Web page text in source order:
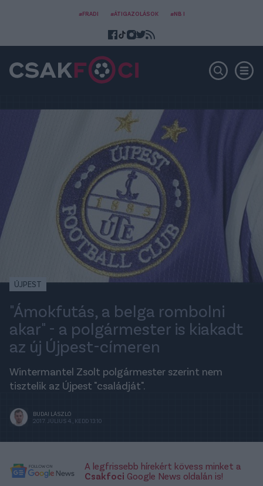
#FRADI #ÁTIGAZOLÁSOK #NB I
ÚJPEST
"Ámokfutás, a belga rombolni
akar" - a polgármester is kiakadt
az új Újpest-címeren
Wintermantel Zsolt polgármester szerint nem
tisztelik az Újpest "családját".
BUDAI LÁSZLÓ
2017. JÚLIUS 4., KEDD 13:10
A legfrissebb hírekért kövess minket a
Csakfoci Google News oldalán is!